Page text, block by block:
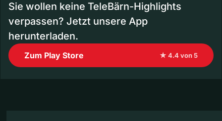
Sie wollen keine TeleBärn-Highlights
verpassen? Jetzt unsere App
herunterladen.
Zum Play Store ★ 4.4 von 5